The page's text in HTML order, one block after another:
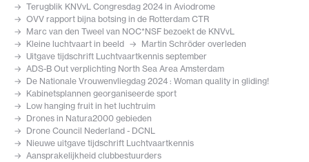
Terugblik KNVvL Congresdag 2024 in Aviodrome
OVV rapport bijna botsing in de Rotterdam CTR
Marc van den Tweel van NOC*NSF bezoekt de KNVvL
Kleine luchtvaart in beeld
Martin Schröder overleden
Uitgave tijdschrift Luchtvaartkennis september
ADS-B Out verplichting North Sea Area Amsterdam
De Nationale Vrouwenvliegdag 2024 : Woman quality in gliding!
Kabinetsplannen georganiseerde sport
Low hanging fruit in het luchtruim
Drones in Natura2000 gebieden
Drone Council Nederland - DCNL
Nieuwe uitgave tijdschrift Luchtvaartkennis
Aansprakelijkheid clubbestuurders